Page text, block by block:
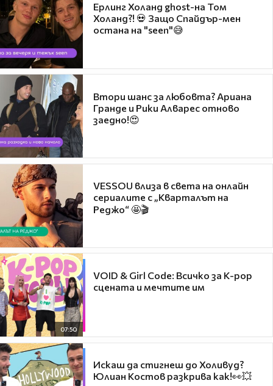
Ерлинг Холанд ghost-на Том
Холанд?! 💀 Защо Спайдър-мен
остана на "seen"😅
Втори шанс за любовта? Ариана
Гранде и Рики Алварес отново
заедно!😍
VESSOU влиза в света на онлайн
сериалите с „Кварталът на
Реджо“ 🤩🎬
07:50
VOID & Girl Code: Всичко за K-pop
сцената и мечтите им
Искаш да стигнеш до Холивуд?
Юлиан Костов разкрива как!👀💥